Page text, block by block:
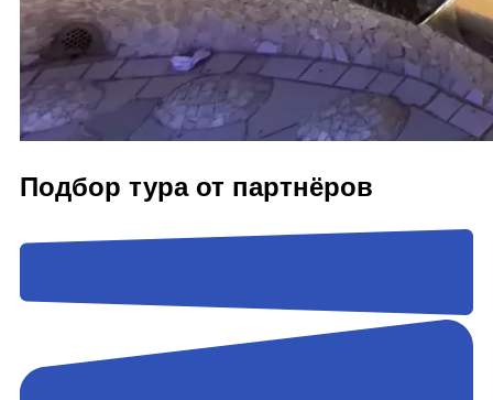
Подбор тура от партнёров